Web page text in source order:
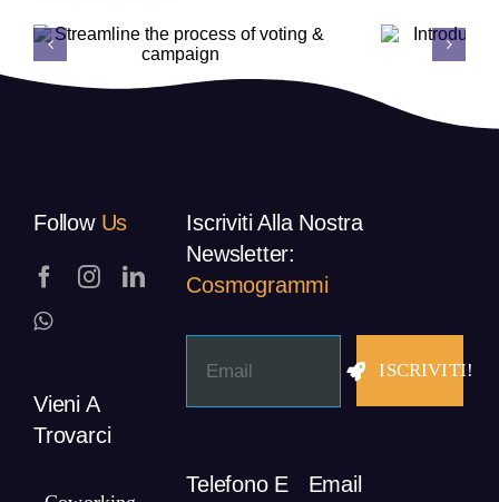
Follow Us
Vieni A
Trovarci
Iscriviti Alla Nostra
Newsletter:
Cosmogrammi
ISCRIVITI!
Telefono E Email